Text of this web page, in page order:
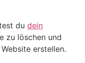
du dein
zu löschen und
erstellen.